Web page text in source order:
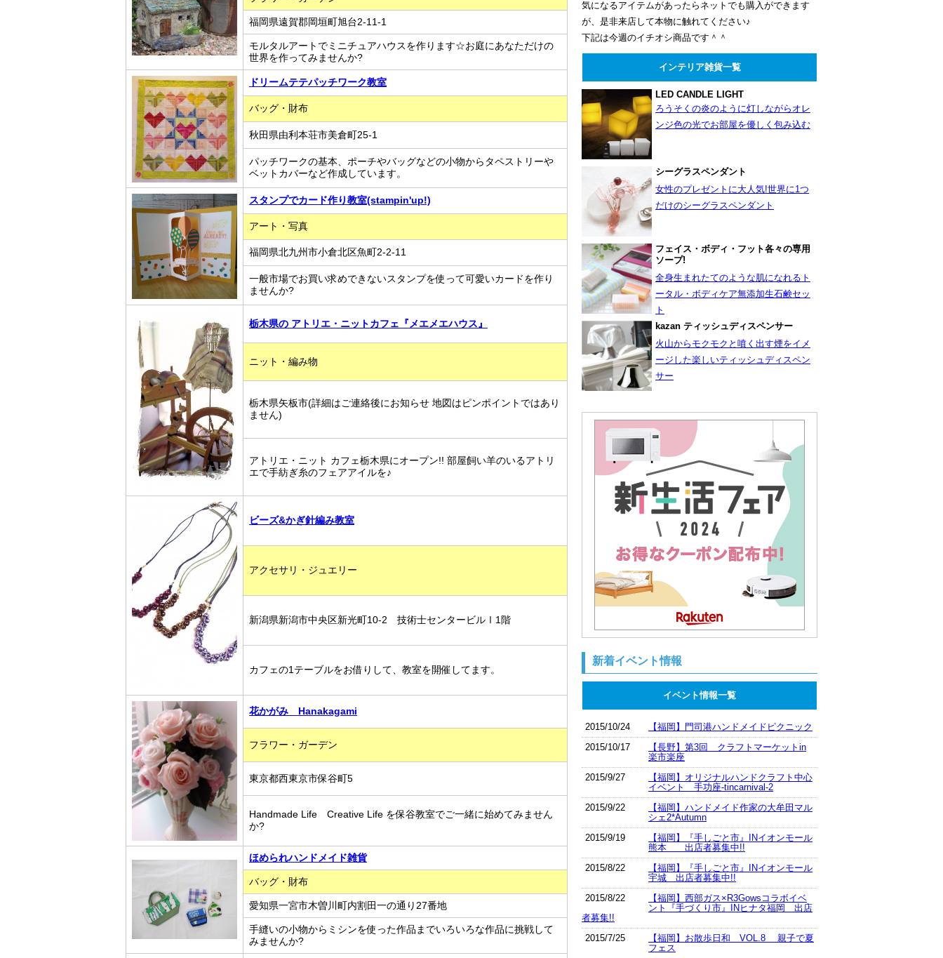
福岡県遠賀郡岡垣町旭台2-11-1
モルタルアートでミニチュアハウスを作ります☆お庭にあなただけの
世界を作ってみませんか?
ドリームテテパッチワーク教室
バッグ・財布
秋田県由利本荘市美倉町25-1
パッチワークの基本、ポーチやバッグなどの小物からタペストリーや
ベットカバーなど作成しています。
スタンプでカード作り教室(stampin'up!)
アート・写真
福岡県北九州市小倉北区魚町2-2-11
一般市場でお買い求めできないスタンプを使って可愛いカードを作り
ませんか?
栃木県の アトリエ・ニットカフェ『メエメエハウス』
ニット・編み物
栃木県矢板市(詳細はご連絡後にお知らせ 地図はピンポイントではあり
ません)
アトリエ・ニット カフェ栃木県にオープン!! 部屋飼い羊のいるアトリ
エで手紡ぎ糸のフェアアイルを♪
ビーズ&かぎ針編み教室
アクセサリ・ジュエリー
新潟県新潟市中央区新光町10-2 技術士センタービルⅠ1階
カフェの1テーブルをお借りして、教室を開催してます。
花かがみ Hanakagami
フラワー・ガーデン
東京都西東京市保谷町5
Handmade Life Creative Life を保谷教室でご一緒に始めてみません
か?
ほめられハンドメイド雑貨
バッグ・財布
愛知県一宮市木曽川町内割田一の通り27番地
手縫いの小物からミシンを使った作品までいろいろな作品に挑戦して
みませんか?
気になるアイテムがあったらネットでも購入ができます
が、是非来店して本物に触れてください♪
下記は今週のイチオシ商品です＾＾
インテリア雑貨一覧
LED CANDLE LIGHT
ろうそくの炎のように灯しながらオレ
ンジ色の光でお部屋を優しく包み込む
シーグラスペンダント
女性のプレゼントに大人気!世界に1つ
だけのシーグラスペンダント
フェイス・ボディ・フット各々の専用
ソープ!
全身生まれたてのような肌になれるト
ータル・ボディケア無添加生石鹸セッ
ト
kazan ティッシュディスペンサー
火山からモクモクと噴く出す煙をイメ
ージした楽しいティッシュディスペン
サー
新着イベント情報
イベント情報一覧
2015/10/24
【福岡】門司港ハンドメイドピクニック
2015/10/17
【長野】第3回 クラフトマーケットin
楽市楽座
2015/9/27
【福岡】オリジナルハンドクラフト中心
イベント 手功座-tincarnival-2
2015/9/22
【福岡】ハンドメイド作家の大牟田マル
シェ2*Autumn
2015/9/19
【福岡】『手しごと市』INイオンモール
熊本 出店者募集中!!
2015/8/22
【福岡】『手しごと市』INイオンモール
宇城 出店者募集中!!
2015/8/22
【福岡】西部ガス×R3Gowsコラボイベ
ント『手づくり市』INヒナタ福岡 出店
者募集!!
2015/7/25
【福岡】お散歩日和 VOL.8 親子で夏
フェス